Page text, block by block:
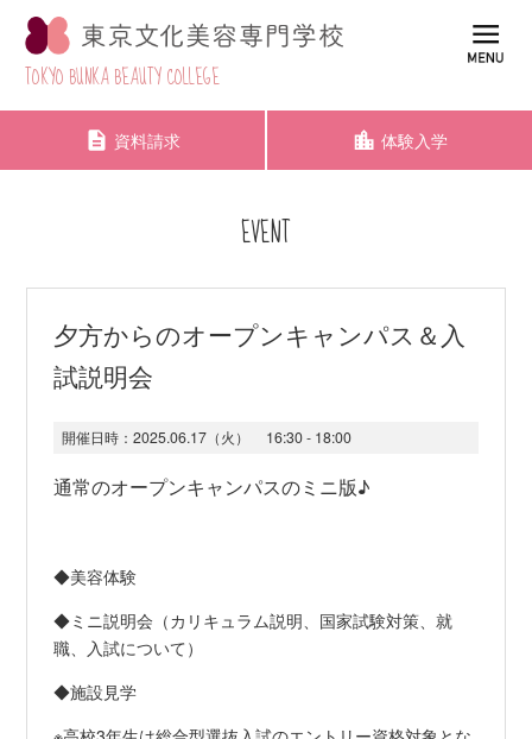
TOKYO BUNKA BEAUTY COLLEGE
資料請求 体験入学
EVENT
夕方からのオープンキャンパス＆入
試説明会
開催日時： 2025.06.17（火） 16:30 - 18:00
通常のオープンキャンパスのミニ版♪
◆美容体験
◆ミニ説明会（カリキュラム説明、国家試験対策、就
職、入試について）
◆施設見学